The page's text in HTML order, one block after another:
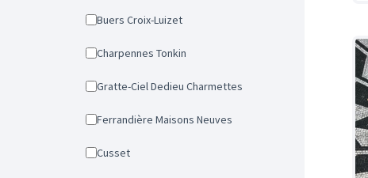
Buers Croix-Luizet
Charpennes Tonkin
Gratte-Ciel Dedieu Charmettes
Ferrandière Maisons Neuves
Cusset